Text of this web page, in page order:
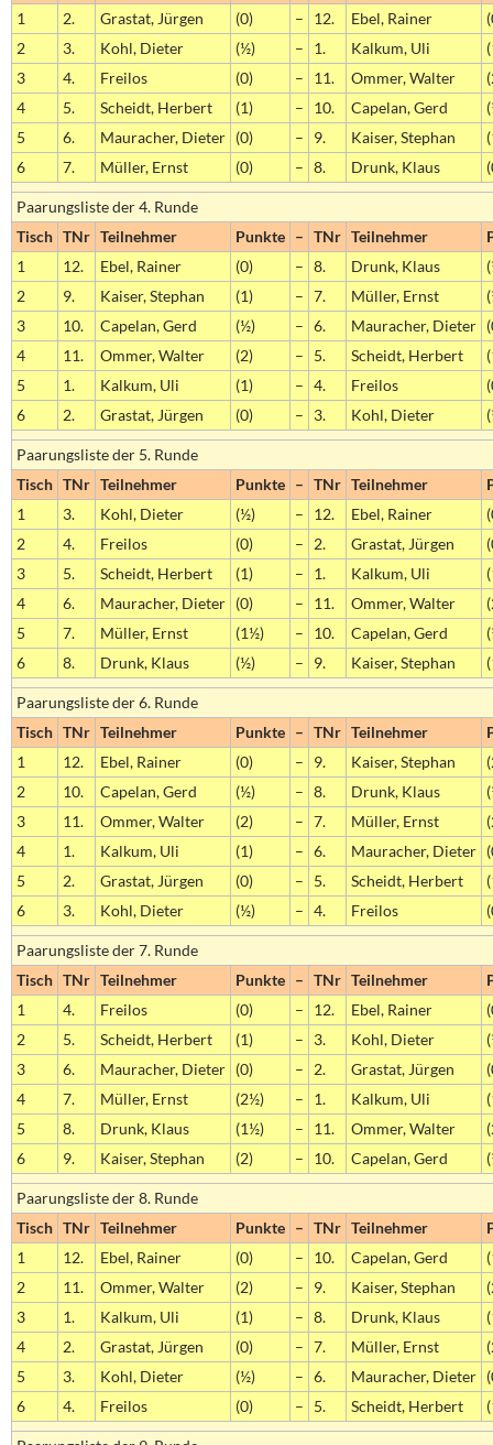
1
2. Grastat, Jürgen (0) – 12. Ebel, Rainer
2
3. Kohl, Dieter (½) – 1. Kalkum, Uli
3
4. Freilos (0) – 11. Ommer, Walter
4
5. Scheidt, Herbert (1) – 10. Capelan, Gerd
5
6. Mauracher, Dieter (0) – 9. Kaiser, Stephan
6
7. Müller, Ernst (0) – 8. Drunk, Klaus
Paarungsliste der 4. Runde
Tisch TNr Teilnehmer Punkte – TNr Teilnehmer
1
12. Ebel, Rainer (0) – 8. Drunk, Klaus
2
9. Kaiser, Stephan (1) – 7. Müller, Ernst
3
10. Capelan, Gerd (½) – 6. Mauracher, Dieter
4
11. Ommer, Walter (2) – 5. Scheidt, Herbert
5
1. Kalkum, Uli (1) – 4. Freilos
6
2. Grastat, Jürgen (0) – 3. Kohl, Dieter
Paarungsliste der 5. Runde
Tisch TNr Teilnehmer Punkte – TNr Teilnehmer
1
3. Kohl, Dieter (½) – 12. Ebel, Rainer
2
4. Freilos (0) – 2. Grastat, Jürgen
3
5. Scheidt, Herbert (1) – 1. Kalkum, Uli
4
6. Mauracher, Dieter (0) – 11. Ommer, Walter
5
7. Müller, Ernst (1½) – 10. Capelan, Gerd
6
8. Drunk, Klaus (½) – 9. Kaiser, Stephan
Paarungsliste der 6. Runde
Tisch TNr Teilnehmer Punkte – TNr Teilnehmer
1
12. Ebel, Rainer (0) – 9. Kaiser, Stephan
2
10. Capelan, Gerd (½) – 8. Drunk, Klaus
3
11. Ommer, Walter (2) – 7. Müller, Ernst
4
1. Kalkum, Uli (1) – 6. Mauracher, Dieter
5
2. Grastat, Jürgen (0) – 5. Scheidt, Herbert
6
3. Kohl, Dieter (½) – 4. Freilos
Paarungsliste der 7. Runde
Tisch TNr Teilnehmer Punkte – TNr Teilnehmer
1
4. Freilos (0) – 12. Ebel, Rainer
2
5. Scheidt, Herbert (1) – 3. Kohl, Dieter
3
6. Mauracher, Dieter (0) – 2. Grastat, Jürgen
4
7. Müller, Ernst (2½) – 1. Kalkum, Uli
5
8. Drunk, Klaus (1½) – 11. Ommer, Walter
6
9. Kaiser, Stephan (2) – 10. Capelan, Gerd
Paarungsliste der 8. Runde
Tisch TNr Teilnehmer Punkte – TNr Teilnehmer
1
12. Ebel, Rainer (0) – 10. Capelan, Gerd
2
11. Ommer, Walter (2) – 9. Kaiser, Stephan
3
1. Kalkum, Uli (1) – 8. Drunk, Klaus
4
2. Grastat, Jürgen (0) – 7. Müller, Ernst
5
3. Kohl, Dieter (½) – 6. Mauracher, Dieter
6
4. Freilos (0) – 5. Scheidt, Herbert